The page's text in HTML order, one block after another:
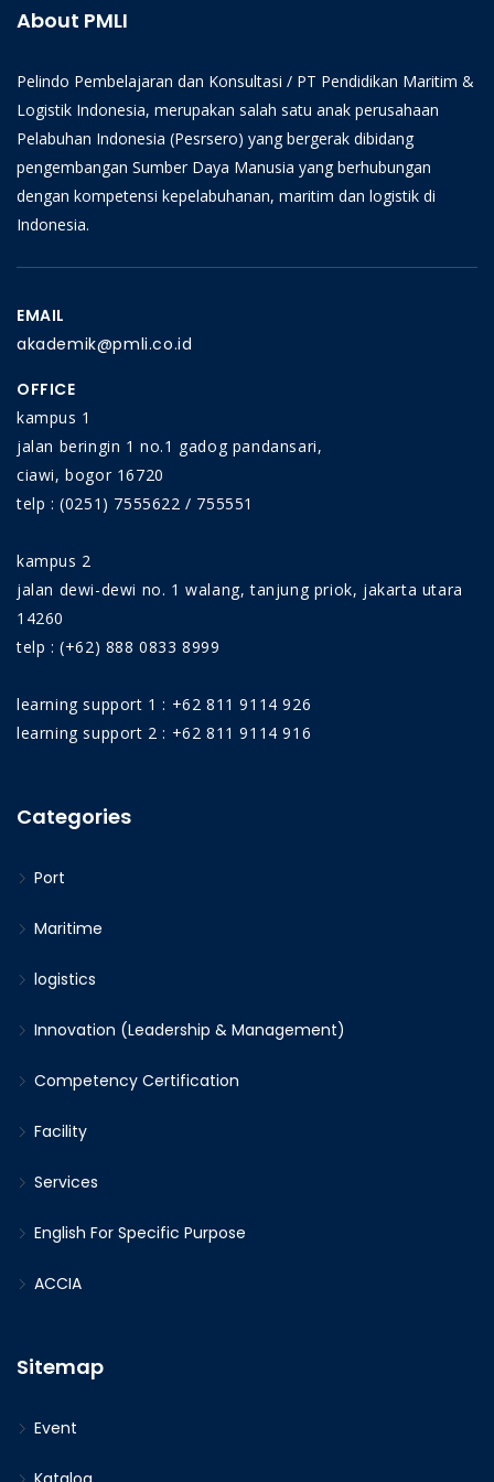
About PMLI
Pelindo Pembelajaran dan Konsultasi / PT Pendidikan Maritim &
Logistik Indonesia, merupakan salah satu anak perusahaan
Pelabuhan Indonesia (Pesrsero) yang bergerak dibidang
pengembangan Sumber Daya Manusia yang berhubungan
dengan kompetensi kepelabuhanan, maritim dan logistik di
Indonesia.
EMAIL
akademik@pmli.co.id
OFFICE
kampus 1
jalan beringin 1 no.1 gadog pandansari,
ciawi, bogor 16720
telp : (0251) 7555622 / 755551
kampus 2
jalan dewi-dewi no. 1 walang, tanjung priok, jakarta utara
14260
telp : (+62) 888 0833 8999
learning support 1 : +62 811 9114 926
learning support 2 : +62 811 9114 916
Categories
Port
Maritime
logistics
Innovation (Leadership & Management)
Competency Certification
Facility
Services
English For Specific Purpose
ACCIA
Sitemap
Event